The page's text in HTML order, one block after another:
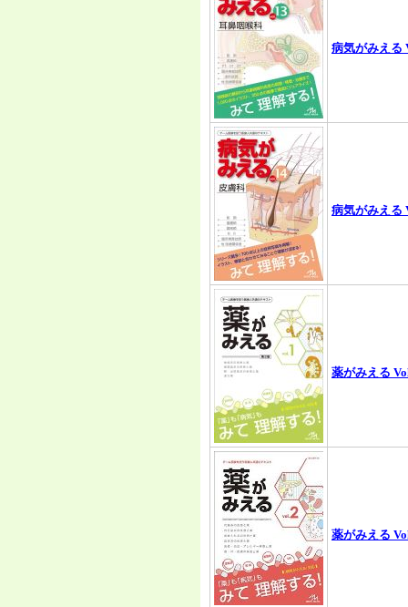
病気がみえる
病気がみえる
薬がみえる
薬がみえる